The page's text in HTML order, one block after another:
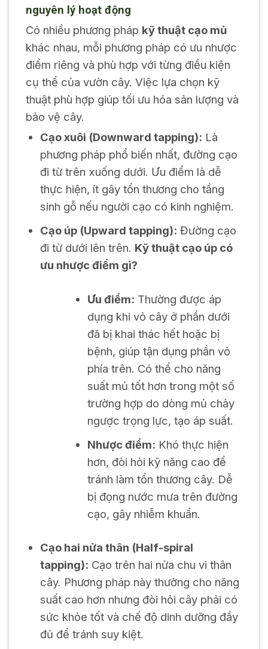
nguyên lý hoạt động
Có nhiều phương pháp kỹ thuật cạo mủ
khác nhau, mỗi phương pháp có ưu nhược
điểm riêng và phù hợp với từng điều kiện
cụ thể của vườn cây. Việc lựa chọn kỹ
thuật phù hợp giúp tối ưu hóa sản lượng và
bảo vệ cây.
Cạo xuôi (Downward tapping): Là
phương pháp phổ biến nhất, đường cạo
đi từ trên xuống dưới. Ưu điểm là dễ
thực hiện, ít gây tổn thương cho tầng
sinh gỗ nếu người cạo có kinh nghiệm.
Cạo úp (Upward tapping): Đường cạo
đi từ dưới lên trên. Kỹ thuật cạo úp có
ưu nhược điểm gì?
Ưu điểm: Thường được áp
dụng khi vỏ cây ở phần dưới
đã bị khai thác hết hoặc bị
bệnh, giúp tận dụng phần vỏ
phía trên. Có thể cho năng
suất mủ tốt hơn trong một số
trường hợp do dòng mủ chảy
ngược trọng lực, tạo áp suất.
Nhược điểm: Khó thực hiện
hơn, đòi hỏi kỹ năng cao để
tránh làm tổn thương cây. Dễ
bị đọng nước mưa trên đường
cạo, gây nhiễm khuẩn.
Cạo hai nửa thân (Half-spiral
tapping): Cạo trên hai nửa chu vi thân
cây. Phương pháp này thường cho năng
suất cao hơn nhưng đòi hỏi cây phải có
sức khỏe tốt và chế độ dinh dưỡng đầy
đủ để tránh suy kiệt.